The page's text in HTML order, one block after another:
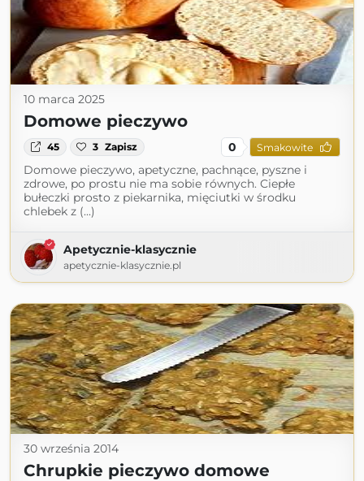
10 marca 2025
Domowe pieczywo
45 3 Zapisz 0 Smakowite
Domowe pieczywo, apetyczne, pachnące, pyszne i
zdrowe, po prostu nie ma sobie równych. Ciepłe
bułeczki prosto z piekarnika, mięciutki w środku
chlebek z (...)
Apetycznie-klasycznie
apetycznie-klasycznie.pl
30 września 2014
Chrupkie pieczywo domowe